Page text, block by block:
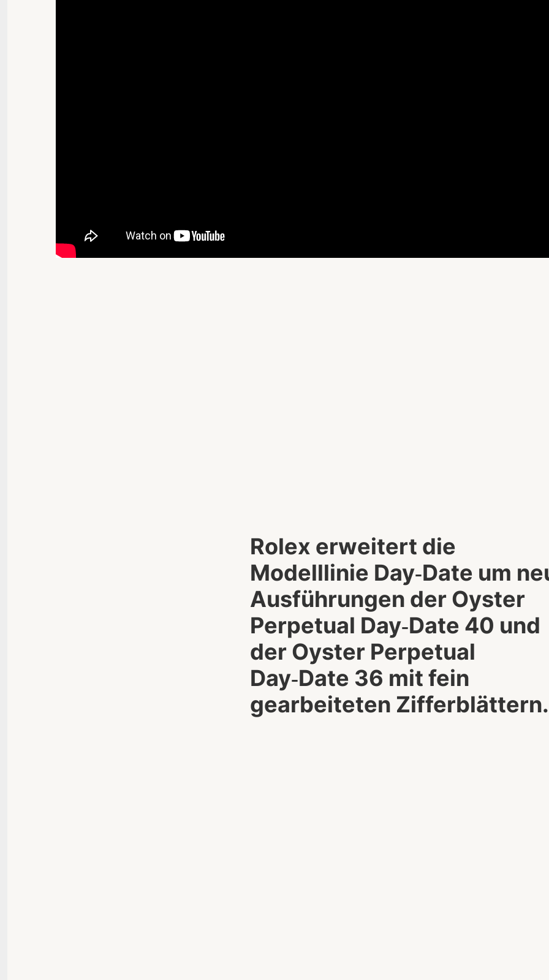
Rolex erweitert die
Modelllinie Day‑Date um
Ausführungen der Oyster
Perpetual Day‑Date 40 und
der Oyster Perpetual
Day‑Date 36 mit fein
gearbeiteten Zifferblättern.